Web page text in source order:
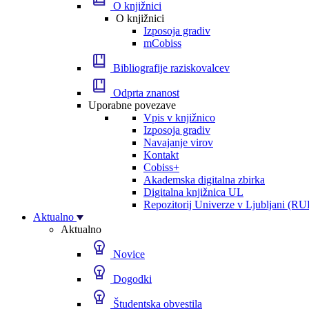
O knjižnici
O knjižnici
Izposoja gradiv
mCobiss
Bibliografije raziskovalcev
Odprta znanost
Uporabne povezave
Vpis v knjižnico
Izposoja gradiv
Navajanje virov
Kontakt
Cobiss+
Akademska digitalna zbirka
Digitalna knjižnica UL
Repozitorij Univerze v Ljubljani
Aktualno
Aktualno
Novice
Dogodki
Študentska obvestila